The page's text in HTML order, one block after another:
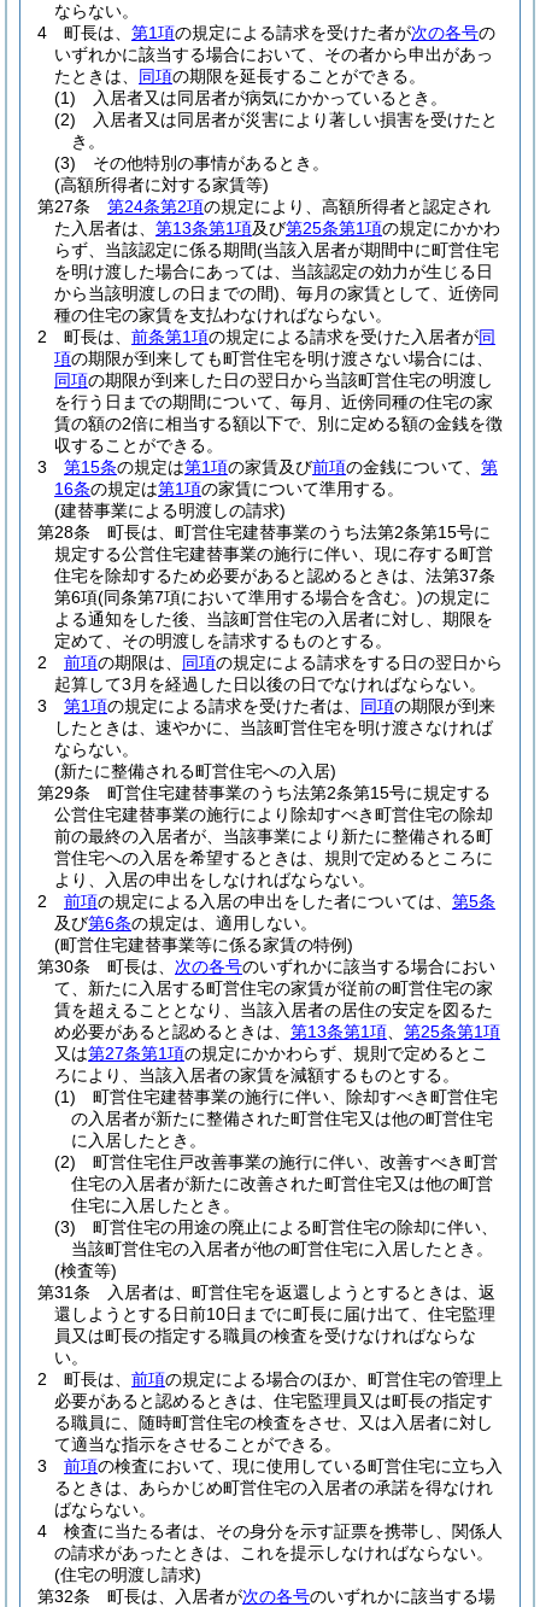
ならない。
4
町長は、 第1項の規定による請求を受けた者が次の各号の
いずれかに該当する場合において、その者から申出があっ
たときは、 同項の期限を延長することができる。
(1)
入居者又は同居者が病気にかかっているとき。
(2)
入居者又は同居者が災害により著しい損害を受けたと
き。
(3)
その他特別の事情があるとき。
(高額所得者に対する家賃等)
第27条
第24条第2項の規定により、高額所得者と認定され
た入居者は、 第13条第1項及び第25条第1項の規定にかかわ
らず、当該認定に係る期間(当該入居者が期間中に町営住宅
を明け渡した場合にあっては、当該認定の効力が生じる日
から当該明渡しの日までの間) 、毎月の家賃として、近傍同
種の住宅の家賃を支払わなければならない。
2
町長は、 前条第1項の規定による請求を受けた入居者が同
項の期限が到来しても町営住宅を明け渡さない場合には、
同項の期限が到来した日の翌日から当該町営住宅の明渡し
を行う日までの期間について、毎月、近傍同種の住宅の家
賃の額の2倍に相当する額以下で、別に定める額の金銭を徴
収することができる。
3
第15条の規定は第1項の家賃及び前項の金銭について、 第
16条の規定は第1項の家賃について準用する。
(建替事業による明渡しの請求)
第28条
町長は、町営住宅建替事業のうち法第2条第15号に
規定する公営住宅建替事業の施行に伴い、現に存する町営
住宅を除却するため必要があると認めるときは、法第37条
第6項(同条第7項において準用する場合を含む。)の規定に
よる通知をした後、当該町営住宅の入居者に対し、期限を
定めて、その明渡しを請求するものとする。
2
前項の期限は、 同項の規定による請求をする日の翌日から
起算して3月を経過した日以後の日でなければならない。
3
第1項の規定による請求を受けた者は、 同項の期限が到来
したときは、速やかに、当該町営住宅を明け渡さなければ
ならない。
(新たに整備される町営住宅への入居)
第29条
町営住宅建替事業のうち法第2条第15号に規定する
公営住宅建替事業の施行により除却すべき町営住宅の除却
前の最終の入居者が、当該事業により新たに整備される町
営住宅への入居を希望するときは、規則で定めるところに
より、入居の申出をしなければならない。
2
前項の規定による入居の申出をした者については、 第5条
及び第6条の規定は、適用しない。
(町営住宅建替事業等に係る家賃の特例)
第30条
町長は、 次の各号のいずれかに該当する場合におい
て、新たに入居する町営住宅の家賃が従前の町営住宅の家
賃を超えることとなり、当該入居者の居住の安定を図るた
め必要があると認めるときは、 第13条第1項
第25条第1項
又は第27条第1項の規定にかかわらず、規則で定めるとこ
ろにより、当該入居者の家賃を減額するものとする。
(1)
町営住宅建替事業の施行に伴い、除却すべき町営住宅
の入居者が新たに整備された町営住宅又は他の町営住宅
に入居したとき。
(2)
町営住宅住戸改善事業の施行に伴い、改善すべき町営
住宅の入居者が新たに改善された町営住宅又は他の町営
住宅に入居したとき。
(3)
町営住宅の用途の廃止による町営住宅の除却に伴い、
当該町営住宅の入居者が他の町営住宅に入居したとき。
(検査等)
第31条
入居者は、町営住宅を返還しようとするときは、返
還しようとする日前10日までに町長に届け出て、住宅監理
員又は町長の指定する職員の検査を受けなければならな
い。
2
町長は、 前項の規定による場合のほか、町営住宅の管理上
必要があると認めるときは、住宅監理員又は町長の指定す
る職員に、随時町営住宅の検査をさせ、又は入居者に対し
て適当な指示をさせることができる。
3
前項の検査において、現に使用している町営住宅に立ち入
るときは、あらかじめ町営住宅の入居者の承諾を得なけれ
ばならない。
4
検査に当たる者は、その身分を示す証票を携帯し、関係人
の請求があったときは、これを提示しなければならない。
(住宅の明渡し請求)
第32条
町長は、入居者が次の各号のいずれかに該当する場